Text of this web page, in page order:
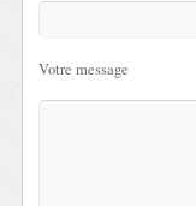
Votre message